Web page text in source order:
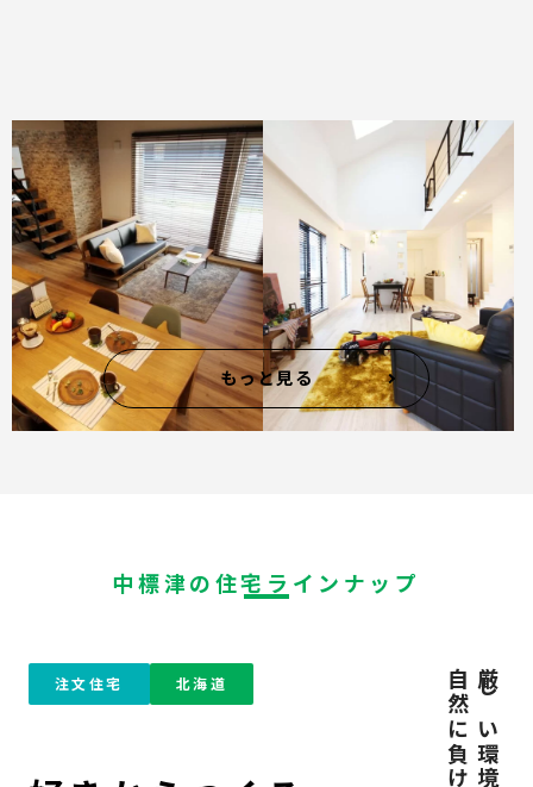
木のぬくもりがモダン
な家
MODERN HOUSE
#FORTAGE DUO・TRES
ニューヨークのアパル
トマンをイメージした
NEW YORK STYLE
#FORTAGE DUO・TRES
もっと見る
中標津の住宅ラインナップ
注文住宅 北海道